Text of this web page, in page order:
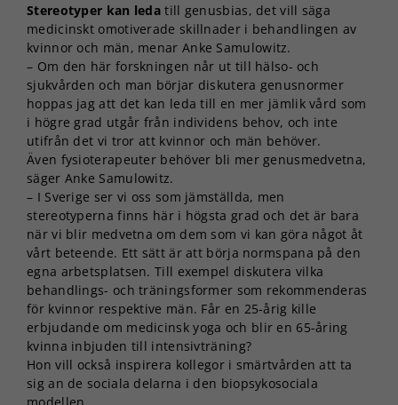
Stereotyper kan leda till genusbias, det vill säga
medicinskt omotiverade skillnader i behandlingen av
kvinnor och män, menar Anke Samulowitz.
– Om den här forskningen når ut till hälso- och
sjukvården och man börjar diskutera genusnormer
hoppas jag att det kan leda till en mer jämlik vård som
i högre grad utgår från individens behov, och inte
utifrån det vi tror att kvinnor och män behöver.
Även fysioterapeuter behöver bli mer genusmedvetna,
säger Anke Samulowitz.
– I Sverige ser vi oss som jämställda, men
stereotyperna finns här i högsta grad och det är bara
när vi blir medvetna om dem som vi kan göra något åt
vårt beteende. Ett sätt är att börja normspana på den
egna arbetsplatsen. Till exempel diskutera vilka
behandlings- och träningsformer som rekommenderas
för kvinnor respektive män. Får en 25-årig kille
erbjudande om medicinsk yoga och blir en 65-åring
kvinna inbjuden till intensivträning?
Hon vill också inspirera kollegor i smärtvården att ta
sig an de sociala delarna i den biopsykosociala